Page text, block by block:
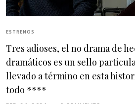
ESTRENOS
Tres adioses, el no drama de
dramáticos es un sello
llevado a término en esta
todo ****